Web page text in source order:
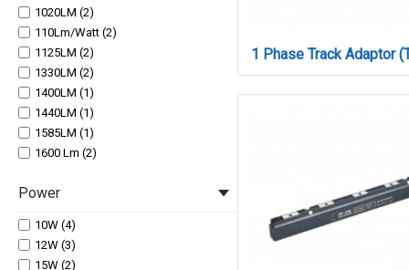
1020LM (2)
110Lm/Watt (2)
1125LM (2)
1330LM (2)
1400LM (1)
1440LM (1)
1585LM (1)
1600 Lm (2)
1600LM (4)
1900LM (1)
1980LM (2)
Power
10W (4)
12W (3)
15W (2)